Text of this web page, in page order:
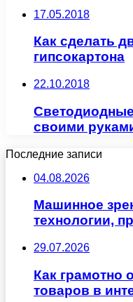
17.05.2018
Как сделать
гипсокартона
22.10.2018
своими
Последние записи
04.08.2026
Машинное
технологии,
29.07.2026
Как грамотно
товаров в